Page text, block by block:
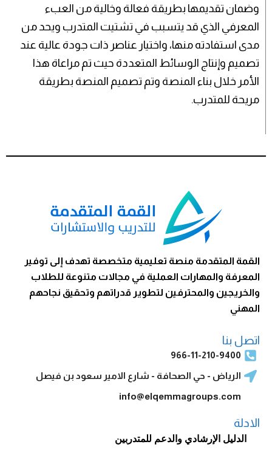
وضمان تقديمها بطريقة فعالة وخالية من العبء
المعرفي الذي قد يتسبب في تشتيت المتدرب ويحد من
مدى استفادته منها، واختيار عناصر ذات جودة عالية عند
تصميم وإنتاج الوسائط المتعددة حيث تم مراعاة هذا
الأمر خلال بناء المنصة وتم تصميم المنصة بطريقة
مريحة للمتدرب.
القمة المتقدمة منصة تعليمية متخصصة تهدف إلى توفير
المعرفة والمهارات العملية في مجالات متنوعة للطلاب
والخريجين والمحترفين لتطوير قدراتهم وتحقيق نجاحهم
المهني
اتصل بنا
966-11-210-9400
الرياض - حي الصحافة - شارع الامير سعود بن فيصل
info@elqemmagroups.com
الادلة
الدليل الإرشادي والدعم للمتدربين